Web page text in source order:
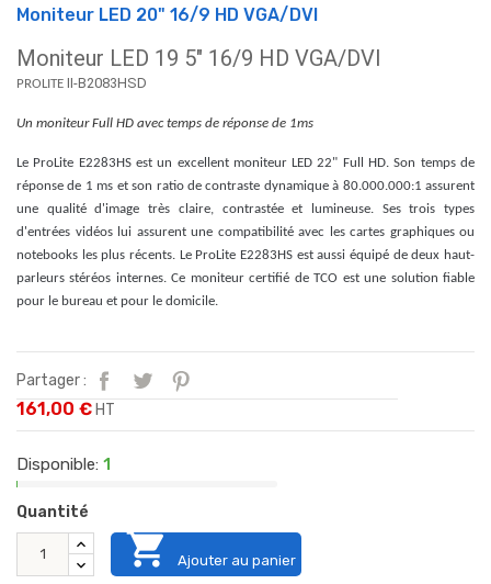
Moniteur LED 20" 16/9 HD VGA/DVI
Moniteur LED 19 5" 16/9 HD VGA/DVI
PROLITE II-B2083HSD
Un moniteur Full HD avec temps de réponse de 1ms
Le ProLite E2283HS est un excellent moniteur LED 22" Full HD. Son temps de
réponse de 1 ms et son ratio de contraste dynamique à 80.000.000:1 assurent
une qualité d'image très claire, contrastée et lumineuse. Ses trois types
d'entrées vidéos lui assurent une compatibilité avec les cartes graphiques ou
notebooks les plus récents. Le ProLite E2283HS est aussi équipé de deux haut-
parleurs stéréos internes. Ce moniteur certifié de TCO est une solution fiable
pour le bureau et pour le domicile.
Partager :
161,00 € HT
Disponible: 1
Quantité
 Ajouter au panier